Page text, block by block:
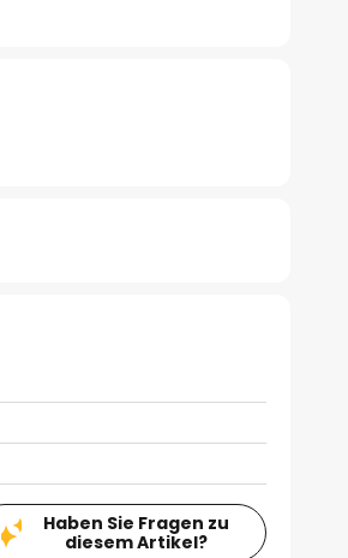
Haben Sie Fragen zu
diesem Artikel?